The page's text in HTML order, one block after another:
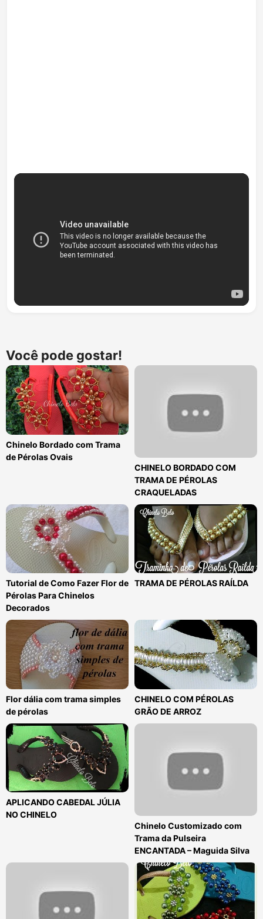
Você pode gostar!
Chinelo Bordado com Trama
de Pérolas Ovais
CHINELO BORDADO COM
TRAMA DE PÉROLAS
CRAQUELADAS
Tutorial de Como Fazer Flor de
Pérolas Para Chinelos
Decorados
TRAMA DE PÉROLAS RAÍLDA
Flor dália com trama simples
de pérolas
CHINELO COM PÉROLAS
GRÃO DE ARROZ
APLICANDO CABEDAL JÚLIA
NO CHINELO
Chinelo Customizado com
Trama da Pulseira
ENCANTADA – Maguida Silva